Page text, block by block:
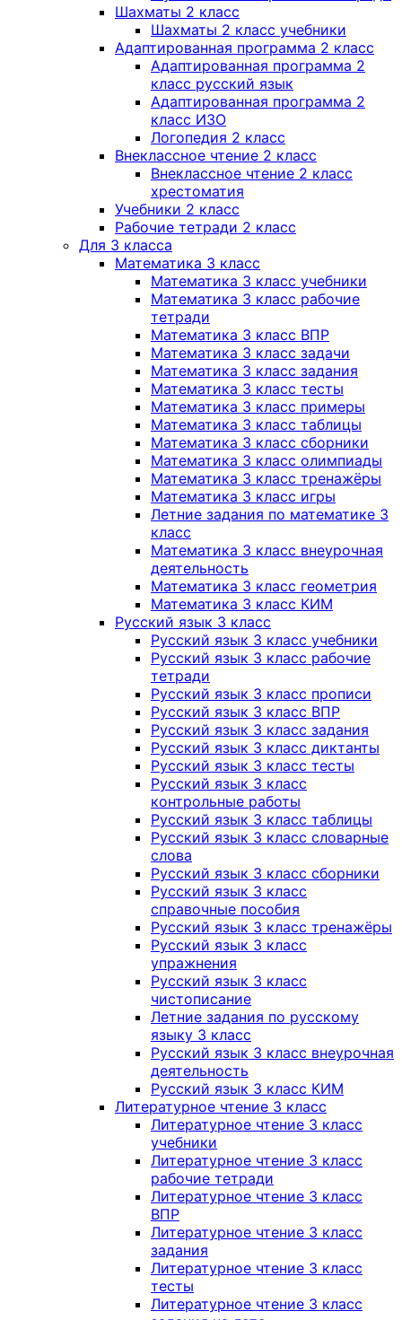
Шахматы 2 класс
Шахматы 2 класс учебники
Адаптированная программа 2 класс
Адаптированная программа 2
класс русский язык
Адаптированная программа 2
класс ИЗО
Логопедия 2 класс
Внеклассное чтение 2 класс
Внеклассное чтение 2 класс
хрестоматия
Учебники 2 класс
Рабочие тетради 2 класс
Для 3 класса
Математика 3 класс
Математика 3 класс учебники
Математика 3 класс рабочие
тетради
Математика 3 класс ВПР
Математика 3 класс задачи
Математика 3 класс задания
Математика 3 класс тесты
Математика 3 класс примеры
Математика 3 класс таблицы
Математика 3 класс сборники
Математика 3 класс олимпиады
Математика 3 класс тренажёры
Математика 3 класс игры
Летние задания по математике 3
класс
Математика 3 класс внеурочная
деятельность
Математика 3 класс геометрия
Математика 3 класс КИМ
Русский язык 3 класс
Русский язык 3 класс учебники
Русский язык 3 класс рабочие
тетради
Русский язык 3 класс прописи
Русский язык 3 класс ВПР
Русский язык 3 класс задания
Русский язык 3 класс диктанты
Русский язык 3 класс тесты
Русский язык 3 класс
контрольные работы
Русский язык 3 класс таблицы
Русский язык 3 класс словарные
слова
Русский язык 3 класс сборники
Русский язык 3 класс
справочные пособия
Русский язык 3 класс тренажёры
Русский язык 3 класс
упражнения
Русский язык 3 класс
чистописание
Летние задания по русскому
языку 3 класс
Русский язык 3 класс внеурочная
деятельность
Русский язык 3 класс КИМ
Литературное чтение 3 класс
Литературное чтение 3 класс
учебники
Литературное чтение 3 класс
рабочие тетради
Литературное чтение 3 класс
ВПР
Литературное чтение 3 класс
задания
Литературное чтение 3 класс
тесты
Литературное чтение 3 класс